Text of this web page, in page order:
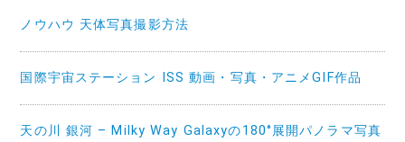
ノウハウ 天体写真撮影方法
国際宇宙ステーション ISS 動画・写真・アニメGIF作品
天の川 銀河 – Milky Way Galaxyの180°展開パノラマ写真